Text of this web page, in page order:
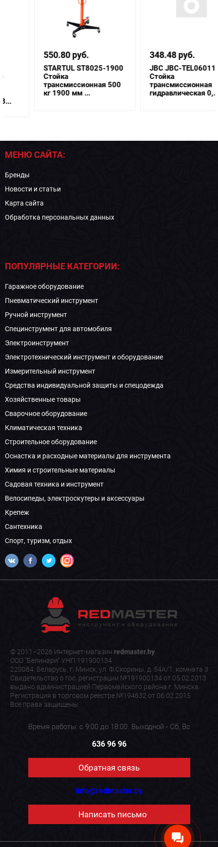
550.80 руб.
STARTUL ST8025-1900
трансмиссионная 500
кг 1900 мм ...
348.48 руб.
JBC JBC-TEL06011
трансмиссионная
гидравлическая 0,...
МЕНЮ САЙТА:
Бренды
Новости и статьи
Карта сайта
Обработка персональных данных
ПОПУЛЯРНЫЕ КАТЕГОРИИ:
Гаражное оборудование
Пневматический инструмент
Ручной инструмент
Специнструмент для автомобиля
Электроинструмент
Электротехнический инструмент и оборудование
Измерительный инструмент
Средства индивидуальной защиты и спецодежда
Хозяйственные товары
Сварочное оборудование
Климатическая техника
Строительное оборудование
Оснастка и расходные материалы для инструмента
Химия и строительные материалы
Садовая техника и инструмент
Велосипеды, электроскутеры и аксессуары
Крепеж
Сантехника
Спорт, туризм, отдых
© 2011–2026 Интернет-магазин redmaster.by.
ООО "Белинари" УНП 191900134
220084, Беларусь, г. Минск, ул. Ф.Скорины, д. 54А/1, комната 3
Свидетельство о гос. регистрации №191900134 от 05.02.2013
выдано администрацией Первомайского района г. Минска.
Регистрация в торговом реестре №194632 от 06.02.2015
Все права защищены
Время работы: с 9:00 до 18:00. Выходной - Сб, Вс
636 96 96
Обратная связь
info@redmaster.by
Написать письмо